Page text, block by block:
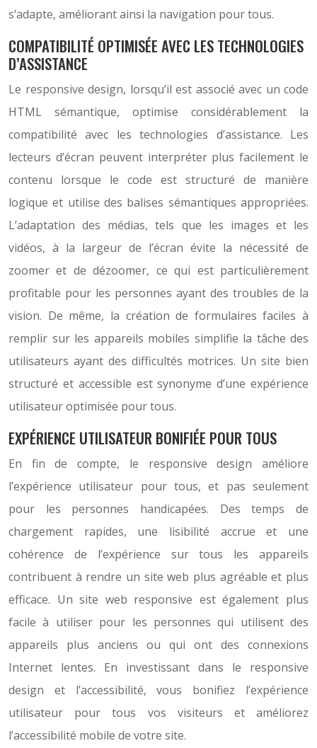
s’adapte, améliorant ainsi la navigation pour tous.
COMPATIBILITÉ OPTIMISÉE AVEC LES TECHNOLOGIES
D’ASSISTANCE
Le responsive design, lorsqu’il est associé avec un code
HTML sémantique, optimise considérablement la
compatibilité avec les technologies d’assistance. Les
lecteurs d’écran peuvent interpréter plus facilement le
contenu lorsque le code est structuré de manière
logique et utilise des balises sémantiques appropriées.
L’adaptation des médias, tels que les images et les
vidéos, à la largeur de l’écran évite la nécessité de
zoomer et de dézoomer, ce qui est particulièrement
profitable pour les personnes ayant des troubles de la
vision. De même, la création de formulaires faciles à
remplir sur les appareils mobiles simplifie la tâche des
utilisateurs ayant des difficultés motrices. Un site bien
structuré et accessible est synonyme d’une expérience
utilisateur optimisée pour tous.
EXPÉRIENCE UTILISATEUR BONIFIÉE POUR TOUS
En fin de compte, le responsive design améliore
l’expérience utilisateur pour tous, et pas seulement
pour les personnes handicapées. Des temps de
chargement rapides, une lisibilité accrue et une
cohérence de l’expérience sur tous les appareils
contribuent à rendre un site web plus agréable et plus
efficace. Un site web responsive est également plus
facile à utiliser pour les personnes qui utilisent des
appareils plus anciens ou qui ont des connexions
Internet lentes. En investissant dans le responsive
design et l’accessibilité, vous bonifiez l’expérience
utilisateur pour tous vos visiteurs et améliorez
l’accessibilité mobile de votre site.